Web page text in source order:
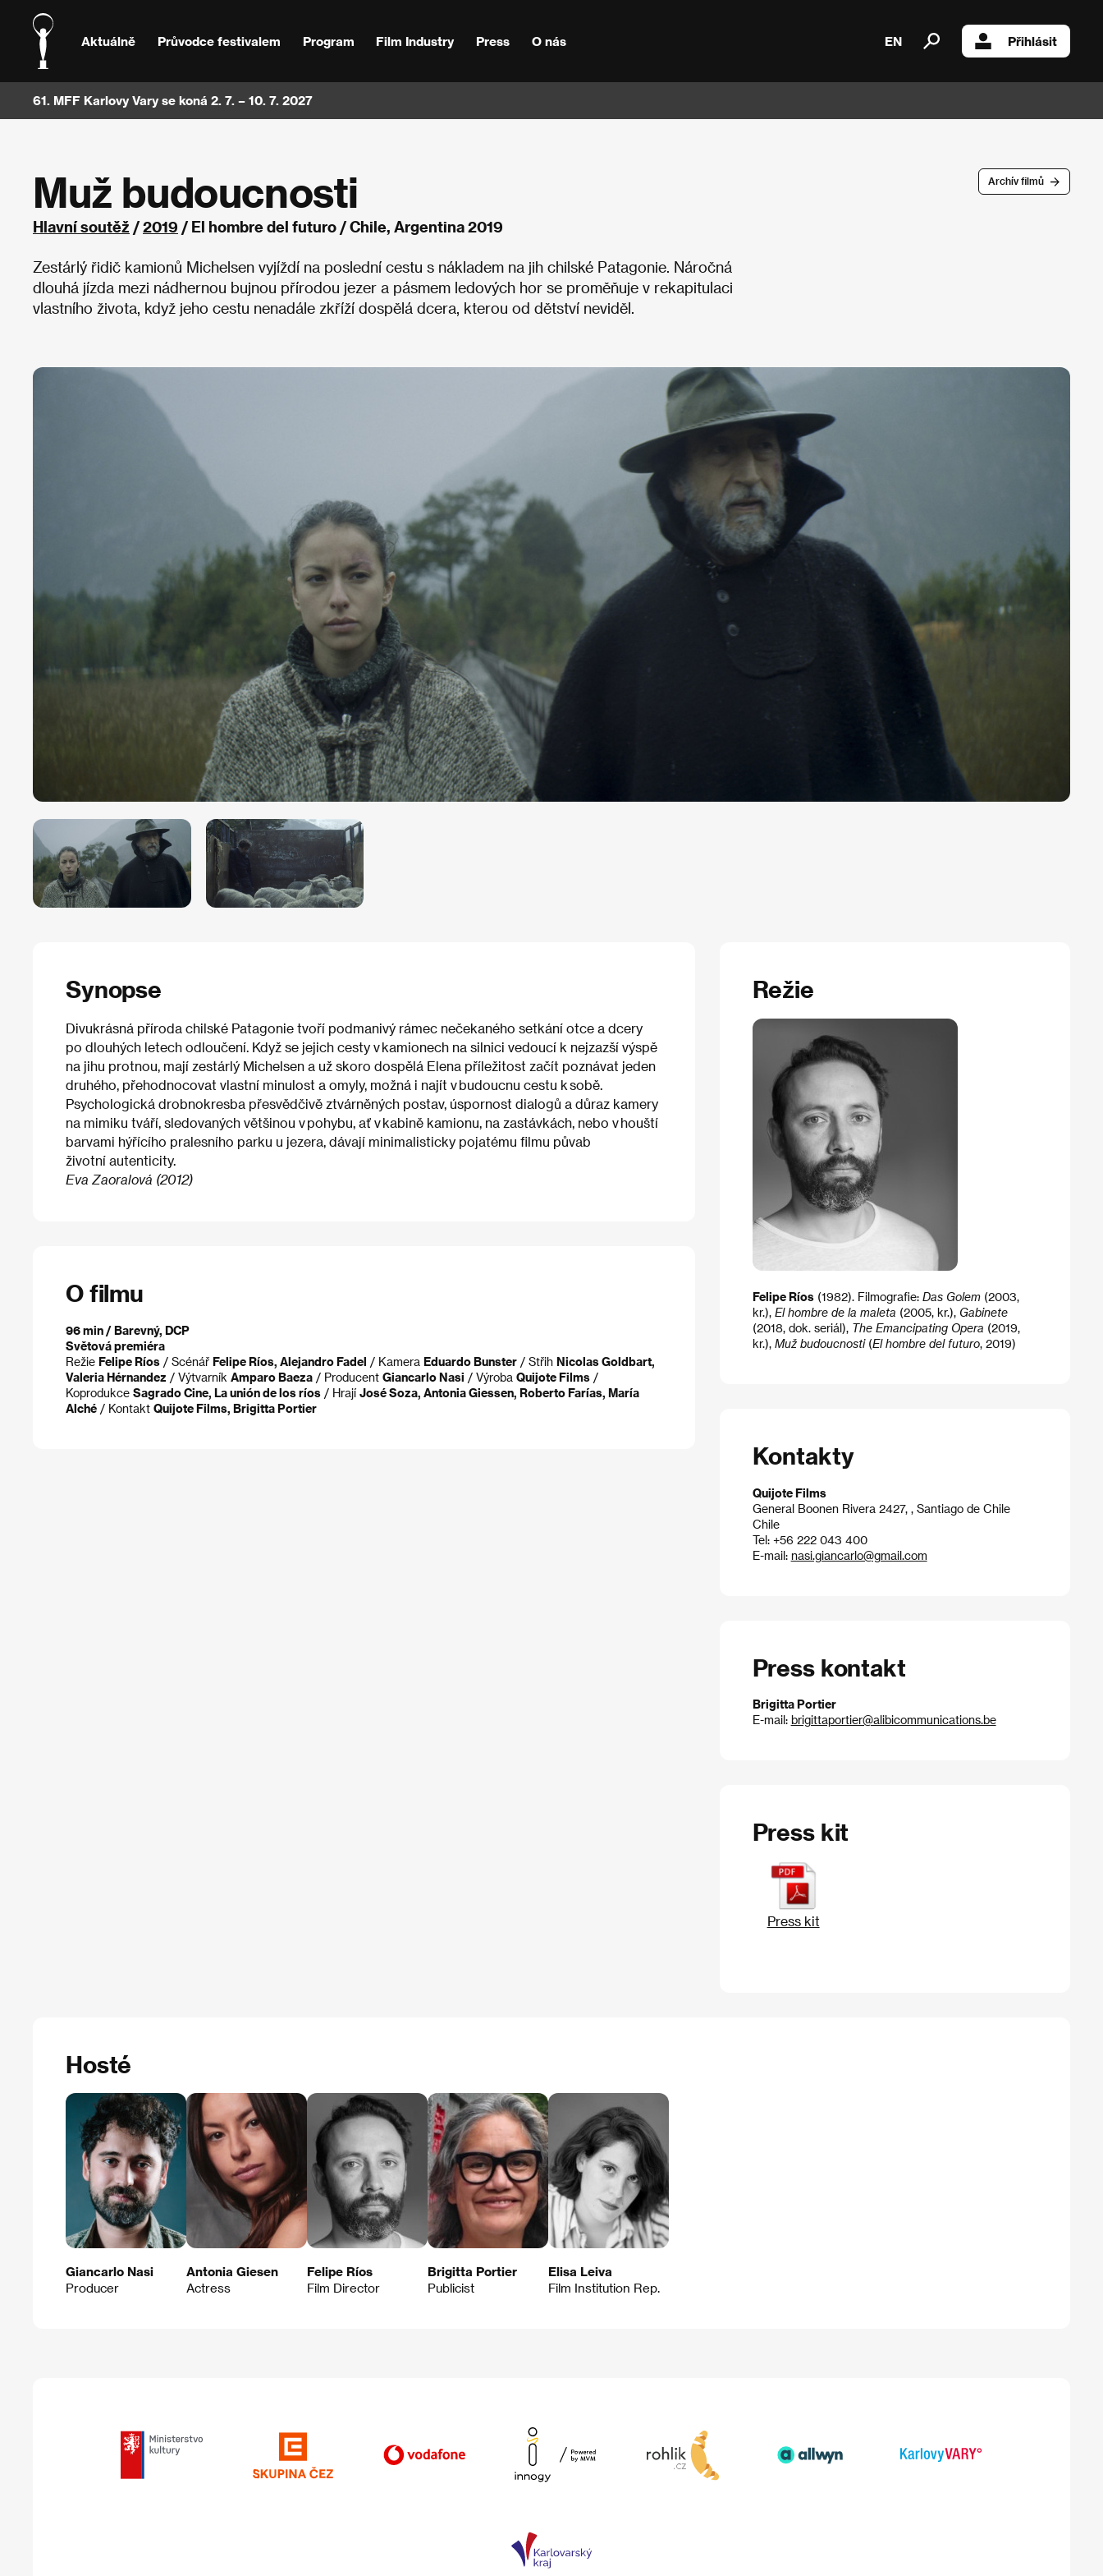
Aktuálně Průvodce festivalem Program Film Industry Press O nás EN Přihlásit
61. MFF Karlovy Vary se koná 2. 7. – 10. 7. 2027
Archív filmů
Muž budoucnosti
Hlavní soutěž /2019 / El hombre del futuro / Chile, Argentina 2019
Zestárlý řidič kamionů Michelsen vyjíždí na poslední cestu s nákladem na jih chilské Patagonie. Náročná
dlouhá jízda mezi nádhernou bujnou přírodou jezer a pásmem ledových hor se proměňuje v rekapitulaci
vlastního života, když jeho cestu nenadále zkříží dospělá dcera, kterou od dětství neviděl.
Synopse
Divukrásná příroda chilské Patagonie tvoří podmanivý rámec nečekaného setkání otce a dcery
po dlouhých letech odloučení. Když se jejich cesty v kamionech na silnici vedoucí k nejzazší výspě
na jihu protnou, mají zestárlý Michelsen a už skoro dospělá Elena příležitost začít poznávat jeden
druhého, přehodnocovat vlastní minulost a omyly, možná i najít v budoucnu cestu k sobě.
Psychologická drobnokresba přesvědčivě ztvárněných postav, úspornost dialogů a důraz kamery
na mimiku tváří, sledovaných většinou v pohybu, ať v kabině kamionu, na zastávkách, nebo v houští
barvami hýřícího pralesního parku u jezera, dávají minimalisticky pojatému filmu půvab
životní autenticity.
Eva Zaoralová (2012)
O filmu
96 min / Barevný, DCP
Světová premiéra
Režie Felipe Ríos / Scénář Felipe Ríos, Alejandro Fadel / Kamera Eduardo Bunster / Střih Nicolas Goldbart,
Valeria Hérnandez / Výtvarník Amparo Baeza / Producent Giancarlo Nasi / Výroba Quijote Films /
Koprodukce Sagrado Cine, La unión de los ríos / Hrají José Soza, Antonia Giessen, Roberto Farías, María
Alché / Kontakt Quijote Films, Brigitta Portier
Režie
Felipe Ríos(1982). Filmografie: Das Golem(2003,
kr.), El hombre de la maleta (2005, kr.), Gabinete
(2018, dok. seriál), The Emancipating Opera (2019,
kr.), Muž budoucnosti(El hombre del futuro, 2019)
Kontakty
Quijote Films
General Boonen Rivera 2427, , Santiago de Chile
Chile
Tel: +56 222 043 400
E-mail: nasi.giancarlo@gmail.com
Press kontakt
Brigitta Portier
E-mail: brigittaportier@alibicommunications.be
Press kit
Press kit
Hosté
Giancarlo Nasi
Producer
Antonia Giesen
Actress
Felipe Ríos
Film Director
Brigitta Portier
Publicist
Elisa Leiva
Film Institution Rep.